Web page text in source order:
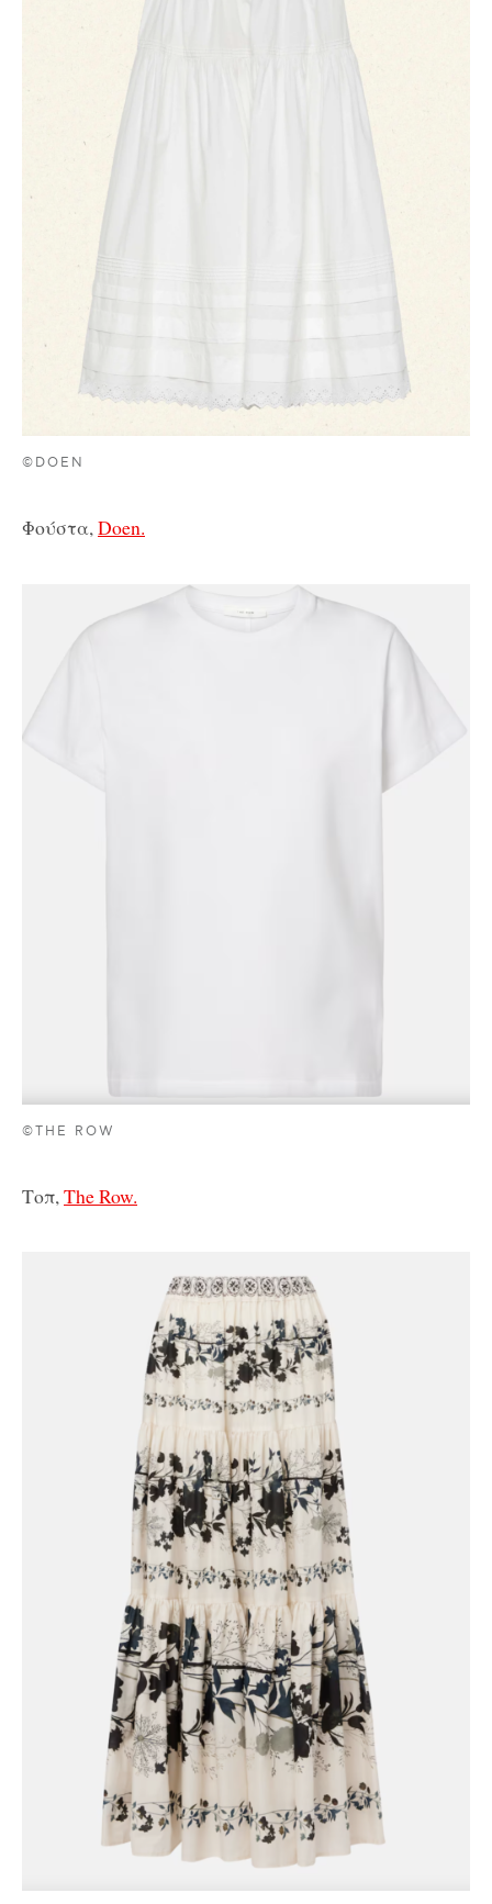
©DOEN
Φούστα,Doen.
©THE ROW
Τοπ,The Row.